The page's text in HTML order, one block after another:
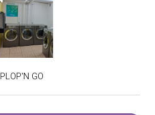
PLOP'N GO